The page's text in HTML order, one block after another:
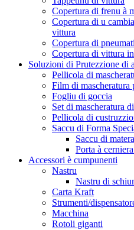
Copertura di frenu à
Copertura di u
vittura
Copertura di
Copertura di vittura
Soluzioni di Prutezzione di
Pellicola di
Film di mascheratura
Fogliu di goccia
Set di mascheratura
Pellicola di
Saccu di Forma
Saccu di
Porta à
Accessori è cumpunenti
Nastru
Nastru di
Carta Kraft
Strumenti/
Macchina
Rotoli giganti